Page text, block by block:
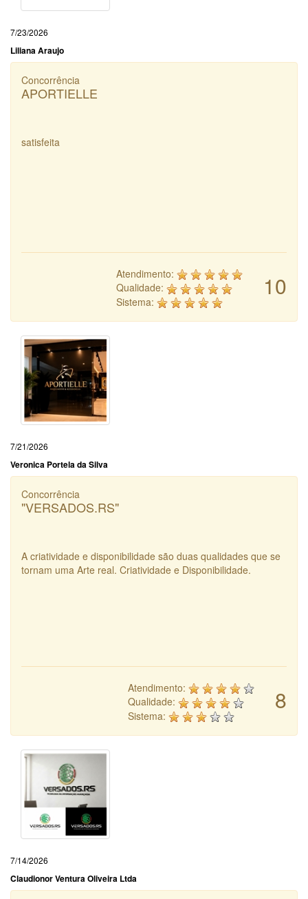
7/23/2026
Liliana Araujo
Concorrência
APORTIELLE
satisfeita
10
Atendimento:
Qualidade:
Sistema:
7/21/2026
Veronica Portela da Silva
Concorrência
"VERSADOS.RS"
A criatividade e disponibilidade são duas qualidades que se
tornam uma Arte real. Criatividade e Disponibilidade.
8
Atendimento:
Qualidade:
Sistema:
7/14/2026
Claudionor Ventura Oliveira Ltda